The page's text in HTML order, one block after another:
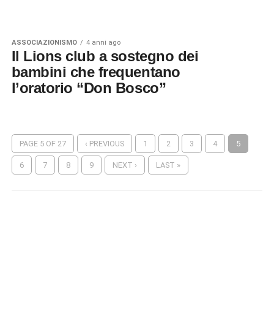
ASSOCIAZIONISMO 4 anni ago
Il Lions club a sostegno dei
bambini che frequentano
l’oratorio “Don Bosco”
PAGE 5 OF 27 ‹ PREVIOUS 1 2 3 4 5
6 7 8 9 NEXT › LAST »